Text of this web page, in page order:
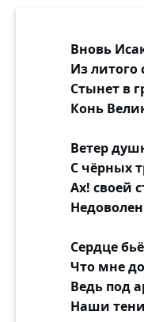
Вновь
Из литого
Стынет в
Конь
Ветер
С чёрных
Ах! своей
Сердце
Что мне
Ведь под
Наши